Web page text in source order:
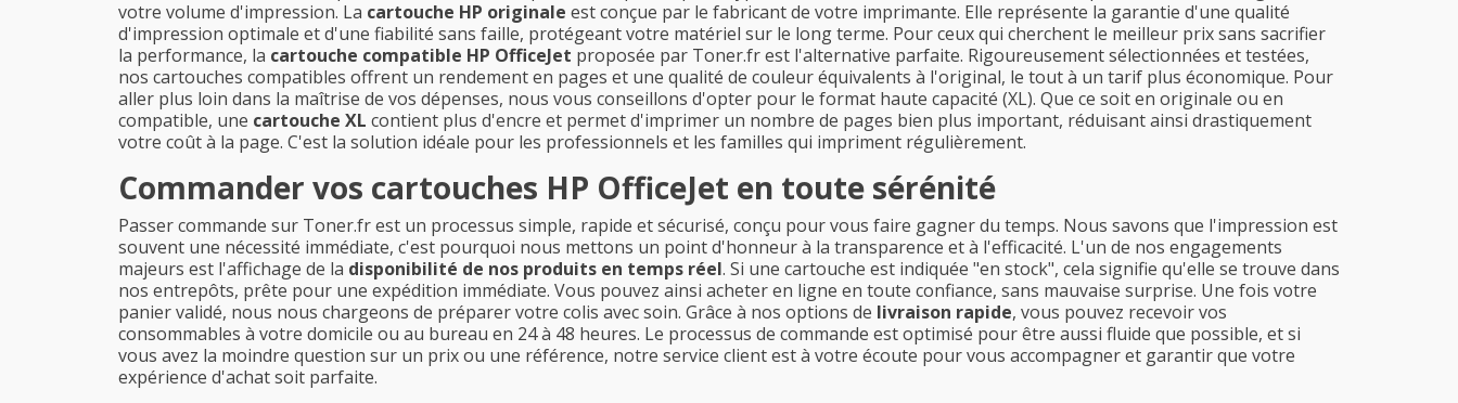
votre volume d'impression. La cartouche HP originale est conçue par le fabricant de votre imprimante. Elle représente la garantie d'une qualité
d'impression optimale et d'une fiabilité sans faille, protégeant votre matériel sur le long terme. Pour ceux qui cherchent le meilleur prix sans sacrifier
la performance, la cartouche compatible HP OfficeJet proposée par Toner.fr est l'alternative parfaite. Rigoureusement sélectionnées et testées,
nos cartouches compatibles offrent un rendement en pages et une qualité de couleur équivalents à l'original, le tout à un tarif plus économique. Pour
aller plus loin dans la maîtrise de vos dépenses, nous vous conseillons d'opter pour le format haute capacité (XL). Que ce soit en originale ou en
compatible, une cartouche XL contient plus d'encre et permet d'imprimer un nombre de pages bien plus important, réduisant ainsi drastiquement
votre coût à la page. C'est la solution idéale pour les professionnels et les familles qui impriment régulièrement.
Commander vos cartouches HP OfficeJet en toute sérénité
Passer commande sur Toner.fr est un processus simple, rapide et sécurisé, conçu pour vous faire gagner du temps. Nous savons que l'impression est
souvent une nécessité immédiate, c'est pourquoi nous mettons un point d'honneur à la transparence et à l'efficacité. L'un de nos engagements
majeurs est l'affichage de la disponibilité de nos produits en temps réel. Si une cartouche est indiquée "en stock", cela signifie qu'elle se trouve dans
nos entrepôts, prête pour une expédition immédiate. Vous pouvez ainsi acheter en ligne en toute confiance, sans mauvaise surprise. Une fois votre
panier validé, nous nous chargeons de préparer votre colis avec soin. Grâce à nos options de livraison rapide, vous pouvez recevoir vos
consommables à votre domicile ou au bureau en 24 à 48 heures. Le processus de commande est optimisé pour être aussi fluide que possible, et si
vous avez la moindre question sur un prix ou une référence, notre service client est à votre écoute pour vous accompagner et garantir que votre
expérience d'achat soit parfaite.